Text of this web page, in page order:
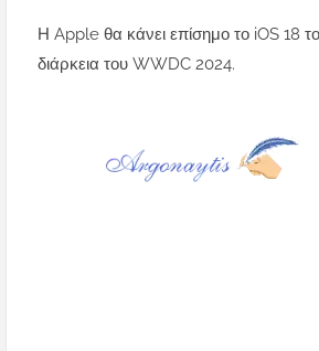
Η Apple θα κάνει επίσημο το iOS 18
διάρκεια του WWDC 2024.